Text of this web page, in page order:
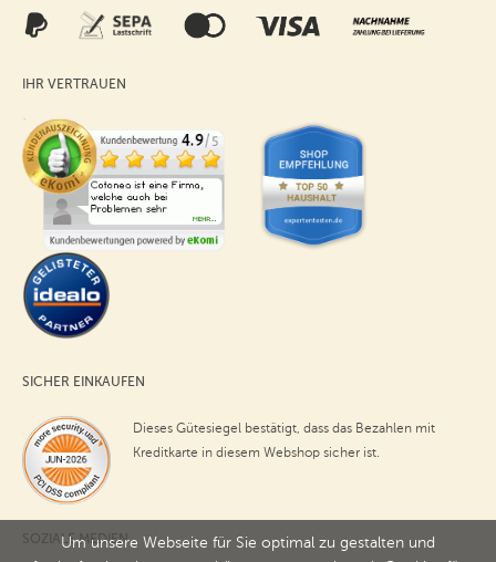
Um unsere Webseite für Sie optimal zu gestalten und
IHR VERTRAUEN
SICHER EINKAUFEN
Dieses Gütesiegel bestätigt, dass das Bezahlen mit
Kreditkarte in diesem Webshop sicher ist.
SOZIALE MEDIEN